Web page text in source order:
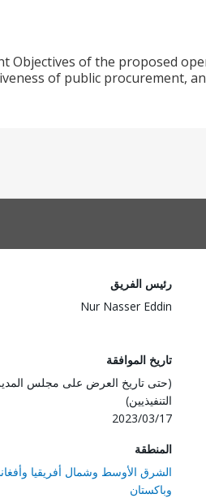
Objectives of the proposed
of public procurement,
رئيس الفريق
Nur Nasser Eddin
تاريخ الموافقة
(حتى تاريخ العرض على مجلس
التنفيذيين)
2023/03/17
المنطقة
الشرق الأوسط وشمال أفريقيا
وباكستان